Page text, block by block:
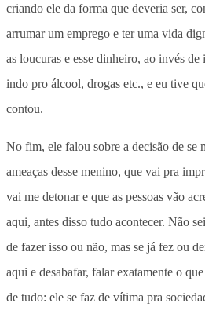
criando ele da forma que deveria ser,
arrumar um emprego e ter uma vida
as loucuras e esse dinheiro, ao invés de
indo pro álcool, drogas etc., e eu tive
contou.
No fim, ele falou sobre a decisão de se
ameaças desse menino, que vai pra
vai me detonar e que as pessoas vão
aqui, antes disso tudo acontecer. Não
de fazer isso ou não, mas se já fez ou
aqui e desabafar, falar exatamente o
de tudo: ele se faz de vítima pra